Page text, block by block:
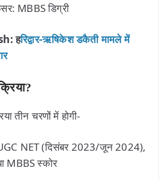
MBBS डिग्री
हरिद्वार-ऋषिकेश डकैती मामले में
तीन चरणों में होगी-
UGC NET (दिसंबर 2023/जून 2024),
MBBS स्कोर